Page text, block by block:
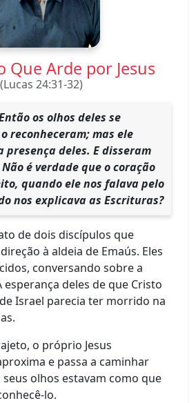
Que Arde por Jesus
(Lucas 24:31-32)
os olhos deles se
reconheceram; mas ele
presença deles. E disseram
é verdade que o coração
quando ele nos falava pelo
nos explicava as Escrituras?
de dois discípulos que
à aldeia de Emaús. Eles
conversando sobre a
esperança deles de que Cristo
Israel parecia ter morrido na
o próprio Jesus
e passa a caminhar
seus olhos estavam como que
lo.